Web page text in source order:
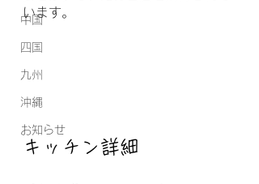
中国
四国
九州
沖縄
お知らせ
います。
キッチン詳細